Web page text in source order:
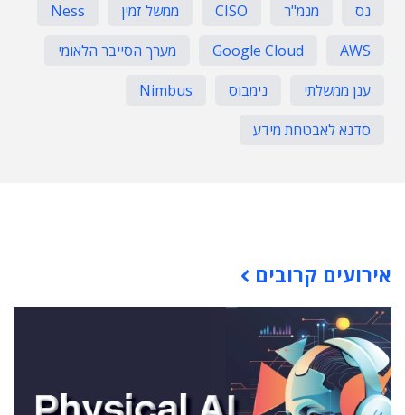
נס מנמ"ר CISO ממשל זמין
Ness
AWS
Google Cloud
מערך הסייבר הלאומי
ענן ממשלתי
נימבוס
Nimbus
סדנא לאבטחת מידע
אירועים קרובים